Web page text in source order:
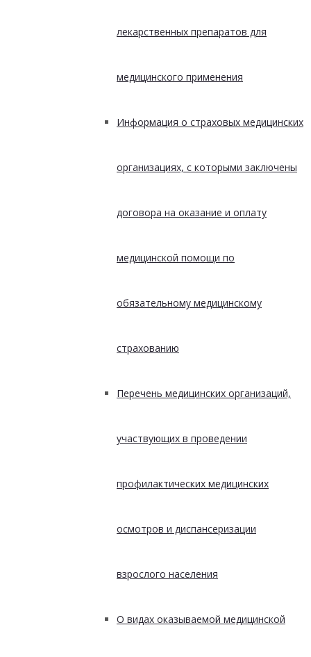
лекарственных препаратов для
медицинского применения
Информация о страховых медицинских
организациях, с которыми заключены
договора на оказание и оплату
медицинской помощи по
обязательному медицинскому
страхованию
Перечень медицинских организаций,
участвующих в проведении
профилактических медицинских
осмотров и диспансеризации
взрослого населения
О видах оказываемой медицинской